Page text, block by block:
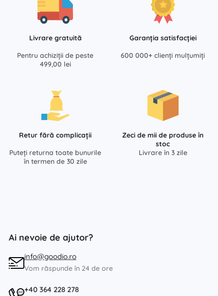
Livrare gratuită
Pentru achiziții de peste
499,00 lei
Garanția satisfacției
600 000+ clienți mulțumiți
Retur fără complicații
Puteți returna toate bunurile
în termen de 30 zile
Zeci de mii de produse în
stoc
Livrare în 3 zile
Ai nevoie de ajutor?
info@goodio.ro
Vom răspunde în 24 de ore
+40 364 228 278